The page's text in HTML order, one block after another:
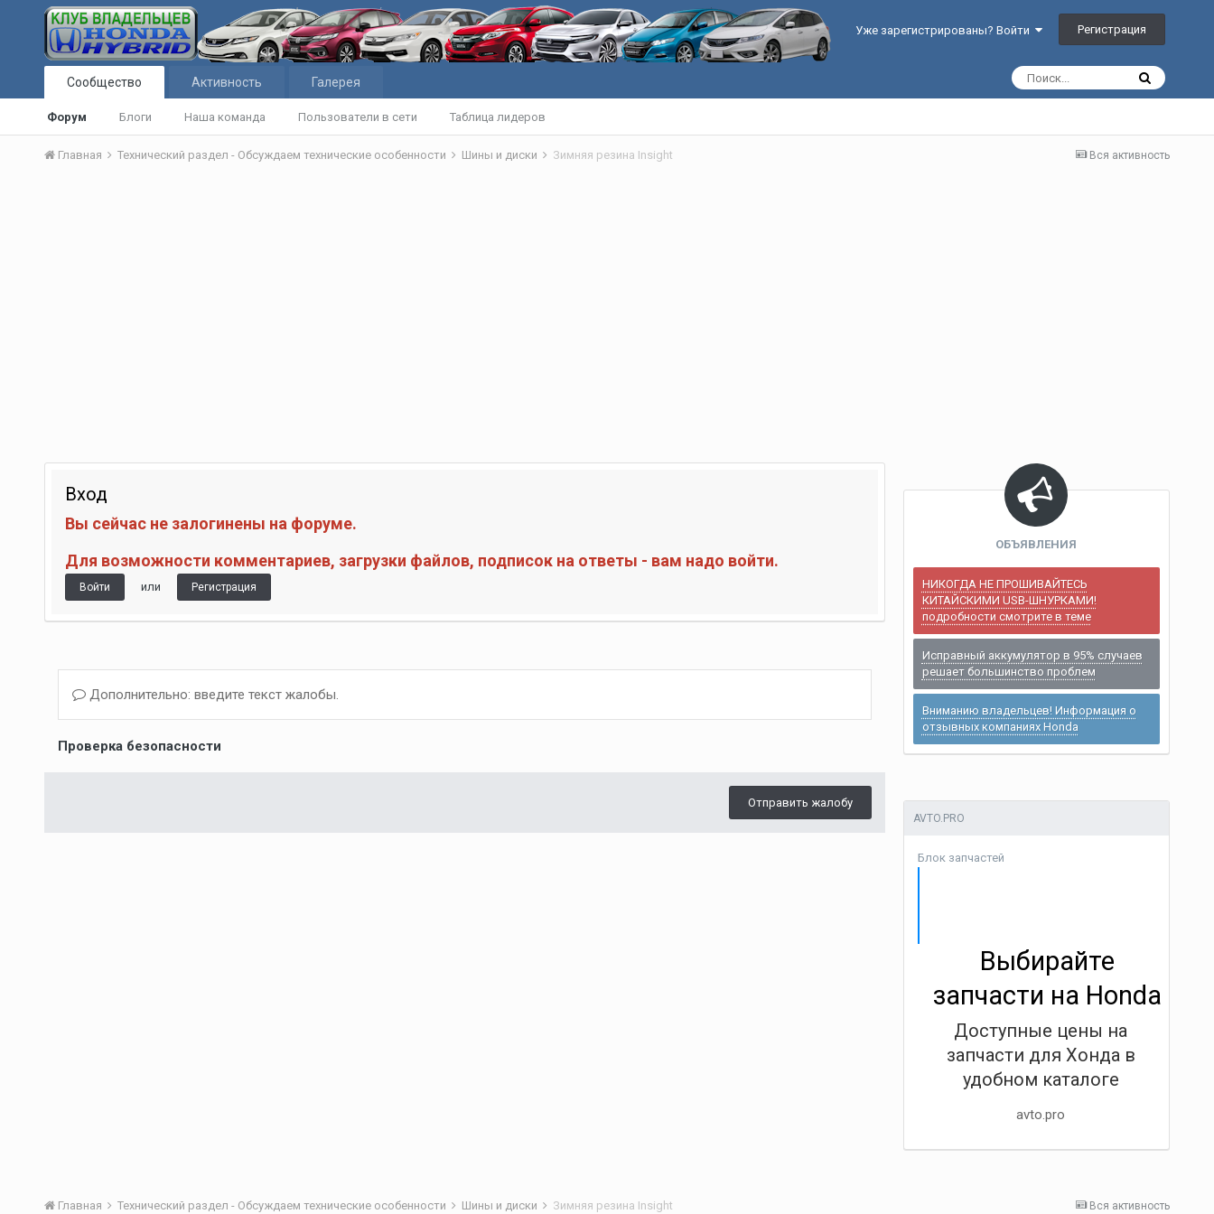
Уже зарегистрированы? Войти Регистрация
Сообщество
Форум Блоги Наша команда Пользователи в сети Таблица лидеров
Активность Галерея
Вся активность
Главная Технический раздел - Обсуждаем технические особенности Шины и диски Зимняя резина Insight
Вход
Вы сейчас не залогинены на форуме.
Для возможности комментариев, загрузки файлов, подписок на ответы - вам надо войти.
Войти или Регистрация
Дополнительно: введите текст жалобы.
Проверка безопасности
Отправить жалобу
ОБЪЯВЛЕНИЯ
НИКОГДА НЕ ПРОШИВАЙТЕСЬ
КИТАЙСКИМИ USB-ШНУРКАМИ!
подробности смотрите в теме
Исправный аккумулятор в 95% случаев
решает большинство проблем
Вниманию владельцев! Информация о
отзывных компаниях Honda
AVTO.PRO
Блок запчастей
Выбирайте
запчасти на Honda
Доступные цены на
запчасти для Хонда в
удобном каталоге
avto.pro
Вся активность
Главная Технический раздел - Обсуждаем технические особенности Шины и диски Зимняя резина Insight